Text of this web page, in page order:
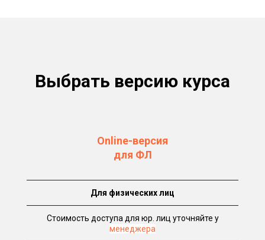
Выбрать версию курса
Online-версия
для ФЛ
Для физических лиц
Стоимость доступа для юр. лиц уточняйте у
менеджера